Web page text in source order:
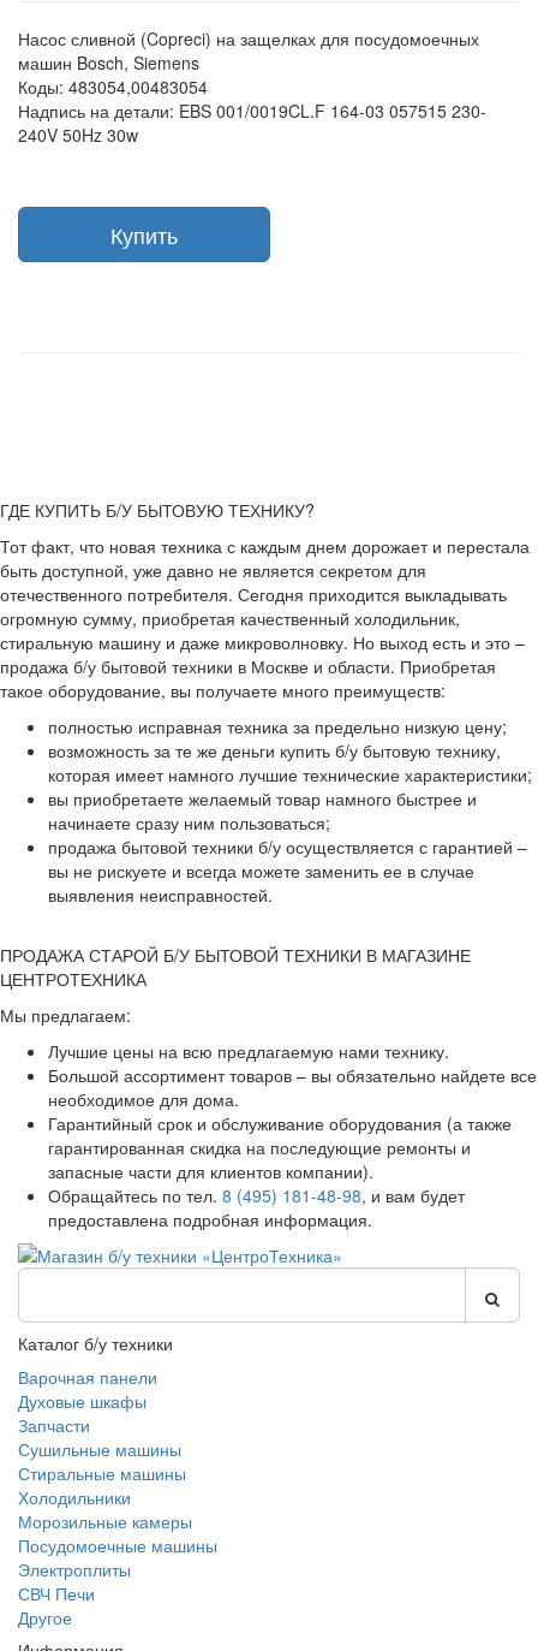
Насос сливной (Copreci) на защелках для посудомоечных
машин Bosch, Siemens
Коды: 483054,00483054
Надпись на детали: EBS 001/0019CL.F 164-03 057515 230-
240V 50Hz 30w
ГДЕ КУПИТЬ Б/У БЫТОВУЮ ТЕХНИКУ?
Тот факт, что новая техника с каждым днем дорожает и перестала
быть доступной, уже давно не является секретом для
отечественного потребителя. Сегодня приходится выкладывать
огромную сумму, приобретая качественный холодильник,
стиральную машину и даже микроволновку. Но выход есть и это –
продажа б/у бытовой техники в Москве и области. Приобретая
такое оборудование, вы получаете много преимуществ:
полностью исправная техника за предельно низкую цену;
возможность за те же деньги купить б/у бытовую технику,
которая имеет намного лучшие технические характеристики;
вы приобретаете желаемый товар намного быстрее и
начинаете сразу ним пользоваться;
продажа бытовой техники б/у осуществляется с гарантией –
вы не рискуете и всегда можете заменить ее в случае
выявления неисправностей.
ПРОДАЖА СТАРОЙ Б/У БЫТОВОЙ ТЕХНИКИ В МАГАЗИНЕ
ЦЕНТРОТЕХНИКА
Мы предлагаем:
Лучшие цены на всю предлагаемую нами технику.
Большой ассортимент товаров – вы обязательно найдете все
необходимое для дома.
Гарантийный срок и обслуживание оборудования (а также
гарантированная скидка на последующие ремонты и
запасные части для клиентов компании).
Обращайтесь по тел. 8 (495) 181-48-98, и вам будет
предоставлена подробная информация.
Каталог б/у техники
Варочная панели
Духовые шкафы
Запчасти
Сушильные машины
Стиральные машины
Холодильники
Морозильные камеры
Посудомоечные машины
Электроплиты
СВЧ Печи
Другое